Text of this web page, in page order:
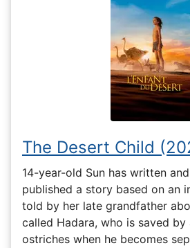
The Desert Child
14-year-old Sun has written
published a story based on an
told by her late grandfather
called Hadara, who is saved
ostriches when he becomes